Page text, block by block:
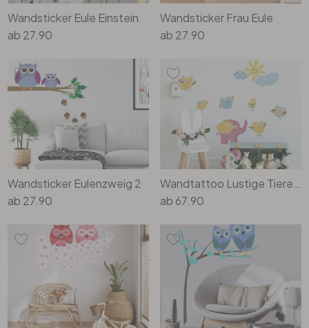
Home
Zweifarbig
Rund
Wohnzimmer
Schlafzimmer
Kinderzimmer
Küche
Jugendzimmer
3-teilig
4-teilig
5-teilig
Wohnzimmer
Schlafzimmer
Kinderzimmer
Bad
Küche
Tapeten Gelb
Tapeten Rot
Tapeten Blau
Tapeten Grün
Tapeten Pink & Rosa
Tapeten Lila & Violett
Wohnzimmer
Wandsticker Eule Einstein
ab 27.90
Wandsticker Frau Eule
ab 27.90
Wandsticker Eulenzweig 2
ab 27.90
ab 67.90